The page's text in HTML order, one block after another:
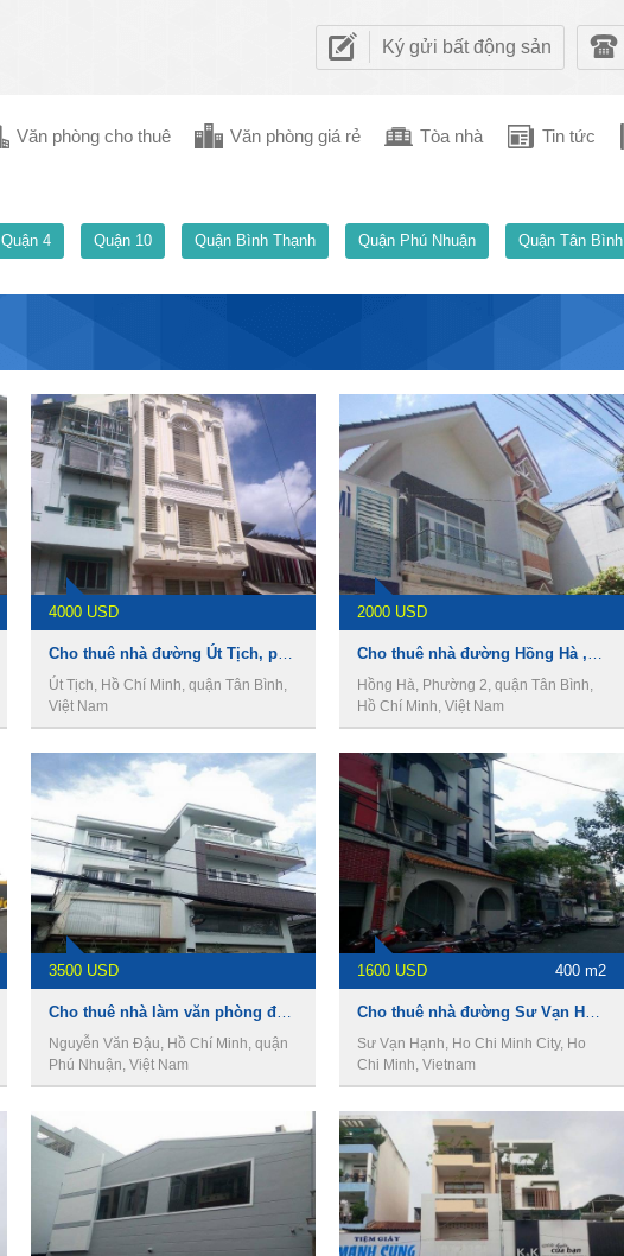
Ký gửi bất động sản
Văn phòng cho thuê Văn phòng giá rẻ Tòa nhà Tin tức
Quận 4 Quận 10 Quận Bình Thạnh Quận Phú Nhuận Quận Tân Bình
4000 USD
Cho thuê nhà đường Út Tịch, phường 4, Quận Tân Bình
Út Tịch, Hồ Chí Minh, quận Tân Bình,
Việt Nam
2000 USD
Cho thuê nhà đường Hồng Hà , phường 2, Quận Tân Bình
Hồng Hà, Phường 2, quận Tân Bình,
Hồ Chí Minh, Việt Nam
3500 USD
Cho thuê nhà làm văn phòng đường Nguyễn văn Đậu , Phường 6, Quận Phú Nhuận
Nguyễn Văn Đậu, Hồ Chí Minh, quận
Phú Nhuận, Việt Nam
1600 USD 400 m2
Cho thuê nhà đường Sư Vạn Hạnh, Quận 10
Sư Vạn Hạnh, Ho Chi Minh City, Ho
Chi Minh, Vietnam